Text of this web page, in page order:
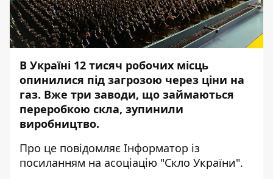
В Україні 12 тисяч робочих місць
опинилися під загрозою через ціни на
газ. Вже три заводи, що займаються
переробкою скла, зупинили
виробництво.
Про це повідомляє Інформатор із
посиланням на асоціацію "Скло України".